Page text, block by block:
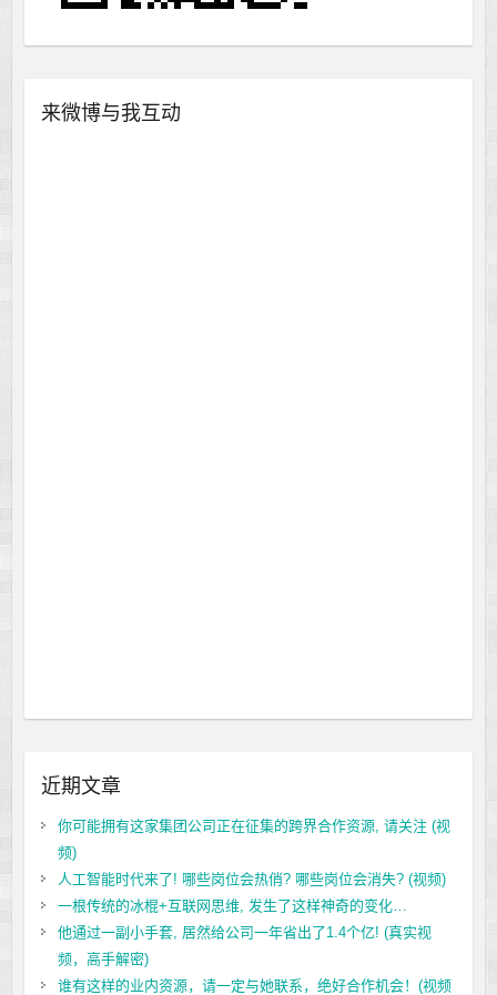
来微博与我互动
近期文章
你可能拥有这家集团公司正在征集的跨界合作资源, 请关注 (视
频)
人工智能时代来了! 哪些岗位会热俏? 哪些岗位会消失? (视频)
一根传统的冰棍+互联网思维, 发生了这样神奇的变化…
他通过一副小手套, 居然给公司一年省出了1.4个亿! (真实视
频，高手解密)
谁有这样的业内资源，请一定与她联系，绝好合作机会！(视频